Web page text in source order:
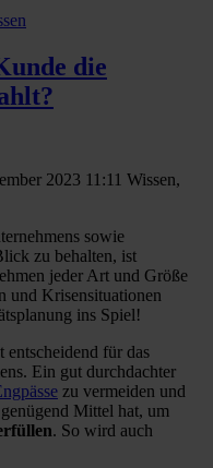
die
2023 11:11 Wissen,
sowie
zu behalten, ist
jeder Art und Größe
und Krisensituationen
ins Spiel!
für das
Ein gut durchdachter
zu vermeiden und
Mittel hat, um
. So wird auch